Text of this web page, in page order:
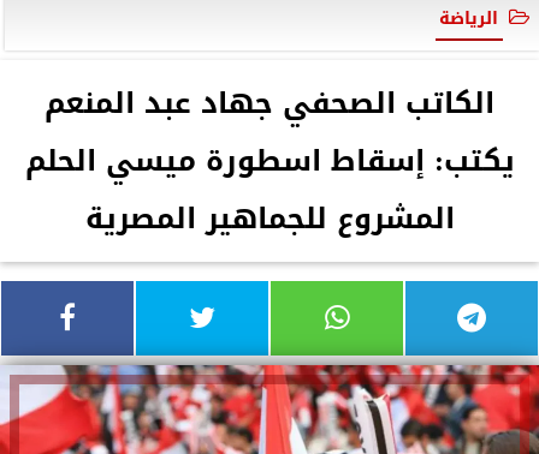
الرياضة
الكاتب الصحفي جهاد عبد المنعم
يكتب: إسقاط اسطورة ميسي الحلم
المشروع للجماهير المصرية